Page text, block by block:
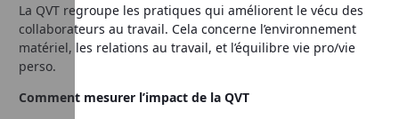
La QVT regroupe les pratiques qui améliorent le vécu des
collaborateurs au travail. Cela concerne l’environnement
matériel, les relations au travail, et l’équilibre vie pro/vie
perso.
Comment mesurer l’impact de la QVT